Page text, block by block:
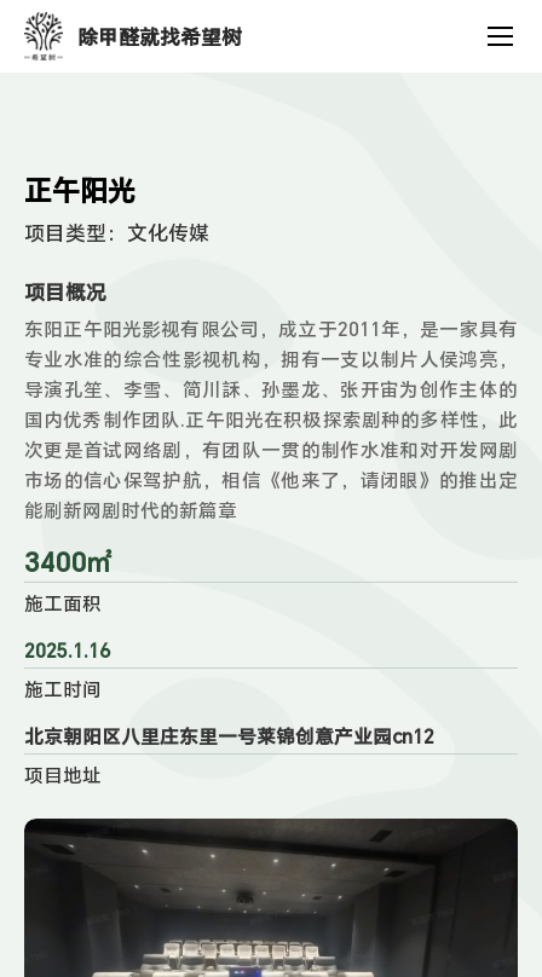
除甲醛就找希望树
正午阳光
项目类型： 文化传媒
项目概况
东阳正午阳光影视有限公司，成立于2011年，是一家具有
专业水准的综合性影视机构，拥有一支以制片人侯鸿亮，
导演孔笙、李雪、简川訸、孙墨龙、张开宙为创作主体的
国内优秀制作团队.正午阳光在积极探索剧种的多样性，此
次更是首试网络剧，有团队一贯的制作水准和对开发网剧
市场的信心保驾护航，相信《他来了，请闭眼》的推出定
能刷新网剧时代的新篇章
3400㎡
施工面积
2025.1.16
施工时间
北京朝阳区八里庄东里一号莱锦创意产业园cn12
项目地址